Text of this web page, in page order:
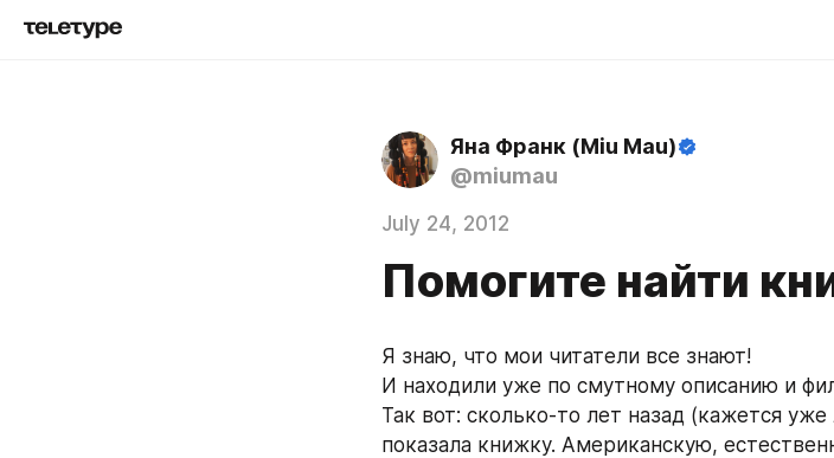
Яна Франк (Miu Mau)
@miumau
July 24, 2012
Помогите найти
Я знаю, что мои читатели все знают!
И находили уже по смутному описанию и
Так вот: сколько-то лет назад (кажется
показала книжку. Американскую,